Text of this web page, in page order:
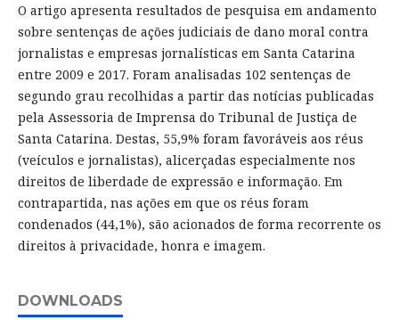
O artigo apresenta resultados de pesquisa em andamento
sobre sentenças de ações judiciais de dano moral contra
jornalistas e empresas jornalísticas em Santa Catarina
entre 2009 e 2017. Foram analisadas 102 sentenças de
segundo grau recolhidas a partir das notícias publicadas
pela Assessoria de Imprensa do Tribunal de Justiça de
Santa Catarina. Destas, 55,9% foram favoráveis aos réus
(veículos e jornalistas), alicerçadas especialmente nos
direitos de liberdade de expressão e informação. Em
contrapartida, nas ações em que os réus foram
condenados (44,1%), são acionados de forma recorrente os
direitos à privacidade, honra e imagem.
DOWNLOADS